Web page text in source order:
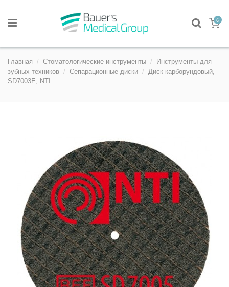
0
Главная Стоматологические инструменты
Инструменты для
зубных техников
Сепарационные диски
Диск карборундовый,
SD7003E, NTI